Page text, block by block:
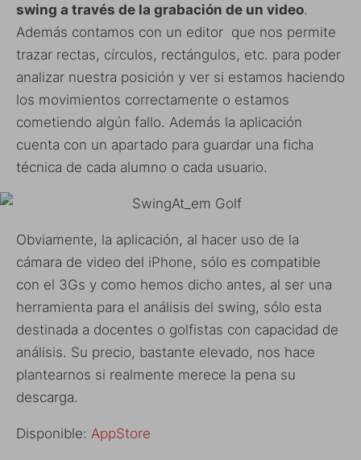
swing a través de la grabación de un video.
Además contamos con un editor que nos permite
trazar rectas, círculos, rectángulos, etc. para poder
analizar nuestra posición y ver si estamos haciendo
los movimientos correctamente o estamos
cometiendo algún fallo. Además la aplicación
cuenta con un apartado para guardar una ficha
técnica de cada alumno o cada usuario.
Obviamente, la aplicación, al hacer uso de la
cámara de video del iPhone, sólo es compatible
con el 3Gs y como hemos dicho antes, al ser una
herramienta para el análisis del swing, sólo esta
destinada a docentes o golfistas con capacidad de
análisis. Su precio, bastante elevado, nos hace
plantearnos si realmente merece la pena su
descarga.
Disponible: AppStore